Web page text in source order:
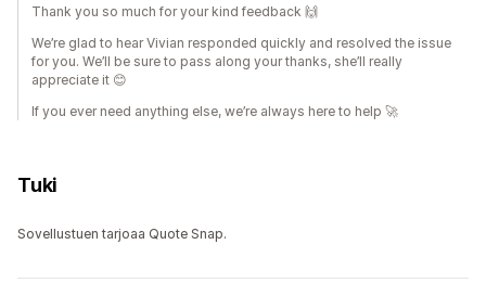
Thank you so much for your kind feedback 🙌
We’re glad to hear Vivian responded quickly and resolved the issue
for you. We’ll be sure to pass along your thanks, she’ll really
appreciate it 😊
If you ever need anything else, we’re always here to help 🚀
Tuki
Sovellustuen tarjoaa Quote Snap.